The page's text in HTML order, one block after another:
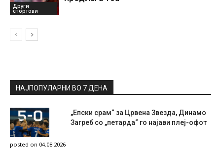
Други
спортови
НАЈПОПУЛАРНИ ВО 7 ДЕНА
„Епски срам“ за Црвена Звезда, Динамо
Загреб со „петарда“ го најави плеј-офот
posted on 04.08.2026